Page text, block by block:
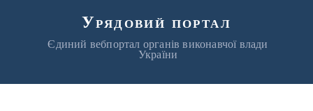
Урядовий портал
Єдиний вебпортал органів виконавчої влади
України